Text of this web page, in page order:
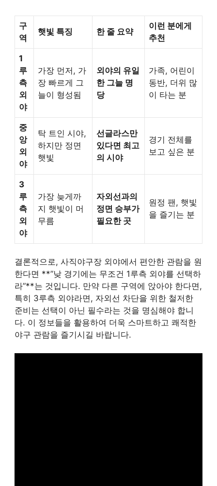
구
역
햇빛 특징 한 줄 요약
이런 분에게
추천
1
루
측
외
야
가장 먼저, 가
장 빠르게 그
늘이 형성됨
외야의 유일
한 그늘 명
당
가족, 어린이
동반, 더위 많
이 타는 분
중
앙
외
야
탁 트인 시야,
하지만 정면
햇빛
선글라스만
있다면 최고
의 시야
경기 전체를
보고 싶은 분
3
루
측
외
야
가장 늦게까
지 햇빛이 머
무름
자외선과의
정면 승부가
필요한 곳
원정 팬, 햇빛
을 즐기는 분
결론적으로, 사직야구장 외야에서 편안한 관람을 원
한다면 **”낮 경기에는 무조건 1루측 외야를 선택하
라”**는 것입니다. 만약 다른 구역에 앉아야 한다면,
특히 3루측 외야라면, 자외선 차단을 위한 철저한
준비는 선택이 아닌 필수라는 것을 명심해야 합니
다. 이 정보들을 활용하여 더욱 스마트하고 쾌적한
야구 관람을 즐기시길 바랍니다.